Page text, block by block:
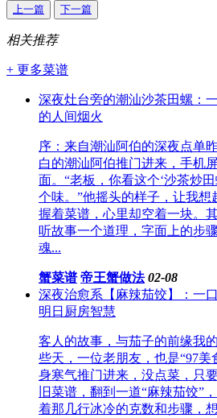
上一篇 下一篇
相关推荐
+ 更多菜谱
深夜灶台旁的潮汕沙茶田螺：
的人间烟火
序：来自潮汕阿伯的深夜点单
白的潮汕阿伯推门进来，手机
面。“老板，你看这个‘沙茶炒
个味。”他摇头的样子，让我
握着菜谱，心里却空着一块。
听故事一个道理，字面上的步
魂...
蟹菜谱 帝王蟹做法 02-08
深夜治愈系【麻辣茄饺】：一
明日厨房智慧
客人的故事，与茄子的前缘我
些天，一位老朋友，也是“97美
身寒气推门进来，没点菜，只
旧菜谱，翻到一道“麻辣茄饺”
着那几行冰冷的克数和步骤，